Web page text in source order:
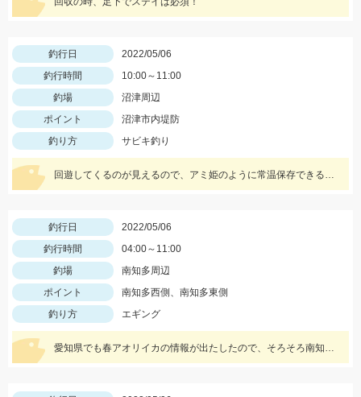
釣行日
2022/05/06
釣行時間
10:00～11:00
釣場
沼津周辺
ポイント
沼津市内堤防
釣り方
サビキ釣り
回遊してくるのが見えるので、アミ姫のように常温保存できるエサを持っていくとすぐに狙えます♪
釣行日
2022/05/06
釣行時間
04:00～11:00
釣場
南知多周辺
ポイント
南知多西側、南知多東側
釣り方
エギング
愛知県でも春アオリイカの情報が出たしたので、そろそろ南知多も⁉️と思いアオリイカを狙いに行ってきました！